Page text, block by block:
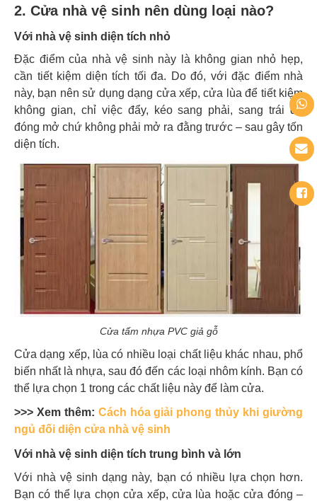
2. Cửa nhà vệ sinh nên dùng loại nào?
Với nhà vệ sinh diện tích nhỏ
Đặc điểm của nhà vệ sinh này là không gian nhỏ hẹp,
cần tiết kiệm diện tích tối đa. Do đó, với đặc điểm nhà
này, bạn nên sử dụng dạng cửa xếp, cửa lùa để tiết kiệm
không gian, chỉ việc đẩy, kéo sang phải, sang trái để
đóng mở chứ không phải mở ra đằng trước – sau gây tốn
diện tích.
Cửa tấm nhựa PVC giả gỗ
Cửa dạng xếp, lùa có nhiều loại chất liệu khác nhau, phổ
biến nhất là nhựa, sau đó đến các loại nhôm kính. Bạn có
thể lựa chọn 1 trong các chất liệu này để làm cửa.
>>> Xem thêm: Cách hóa giải phong thủy khi giường
ngủ đối diện cửa nhà vệ sinh
Với nhà vệ sinh diện tích trung bình và lớn
Với nhà vệ sinh dạng này, bạn có nhiều lựa chọn hơn.
Bạn có thể lựa chọn cửa xếp, cửa lùa hoặc cửa đóng –